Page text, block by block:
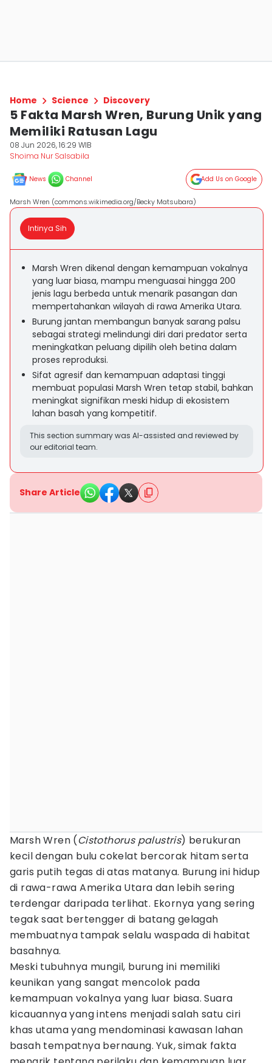
Home Science Discovery
5 Fakta Marsh Wren, Burung Unik yang
Memiliki Ratusan Lagu
08 Jun 2026, 16:29 WIB
Shoima Nur Salsabila
News Channel Add Us on Google
Marsh Wren (commons.wikimedia.org/Becky Matsubara)
Intinya Sih
Marsh Wren dikenal dengan kemampuan vokalnya
yang luar biasa, mampu menguasai hingga 200
jenis lagu berbeda untuk menarik pasangan dan
mempertahankan wilayah di rawa Amerika Utara.
Burung jantan membangun banyak sarang palsu
sebagai strategi melindungi diri dari predator serta
meningkatkan peluang dipilih oleh betina dalam
proses reproduksi.
Sifat agresif dan kemampuan adaptasi tinggi
membuat populasi Marsh Wren tetap stabil, bahkan
meningkat signifikan meski hidup di ekosistem
lahan basah yang kompetitif.
This section summary was AI-assisted and reviewed by
our editorial team.
Share Article
Marsh Wren (Cistothorus palustris) berukuran
kecil dengan bulu cokelat bercorak hitam serta
garis putih tegas di atas matanya. Burung ini hidup
di rawa-rawa Amerika Utara dan lebih sering
terdengar daripada terlihat. Ekornya yang sering
tegak saat bertengger di batang gelagah
membuatnya tampak selalu waspada di habitat
basahnya.
Meski tubuhnya mungil, burung ini memiliki
keunikan yang sangat mencolok pada
kemampuan vokalnya yang luar biasa. Suara
kicauannya yang intens menjadi salah satu ciri
khas utama yang mendominasi kawasan lahan
basah tempatnya bernaung. Yuk, simak fakta